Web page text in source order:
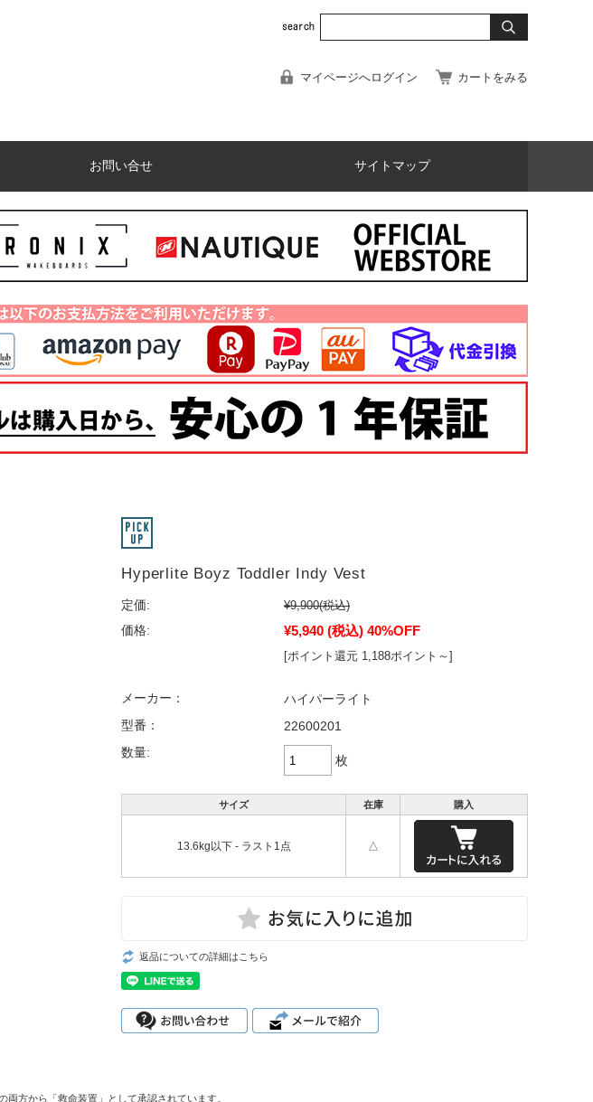
マイページへログイン カートをみる
お問い合せ サイトマップ
Hyperlite Boyz Toddler Indy Vest
定価: ¥9,900(税込)
価格:
¥5,940 (税込) 40%OFF
[ポイント還元 1,188ポイント～]
メーカー：
ハイパーライト
型番：
22600201
数量:
枚
サイズ 在庫 購入
13.6kg以下 - ラスト1点 △
返品についての詳細はこちら
方から「救命装置」として承認されています。